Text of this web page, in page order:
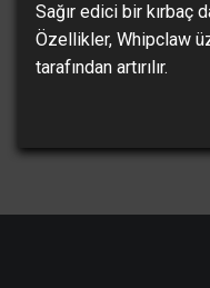
Sağır edici bir kırbaç
Özellikler, Whipclaw
tarafından artırılır.